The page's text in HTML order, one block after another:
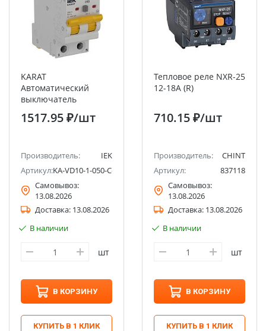
KARAT
Автоматический
выключатель
дифференциального
тока АВДТ32 C50
1517.95 ₽/шт
Производитель:
IEK
Артикул:KA-VD10-1-050-C-100-AC-1S
Самовывоз:
13.08.2026
Доставка: 13.08.2026
В наличии
шт
В КОРЗИНУ
КУПИТЬ В 1 КЛИК
Тепловое реле NXR-25
12-18А (R)
710.15 ₽/шт
Производитель:
CHINT
Артикул:
837118
Самовывоз:
13.08.2026
Доставка: 13.08.2026
В наличии
шт
В КОРЗИНУ
КУПИТЬ В 1 КЛИК